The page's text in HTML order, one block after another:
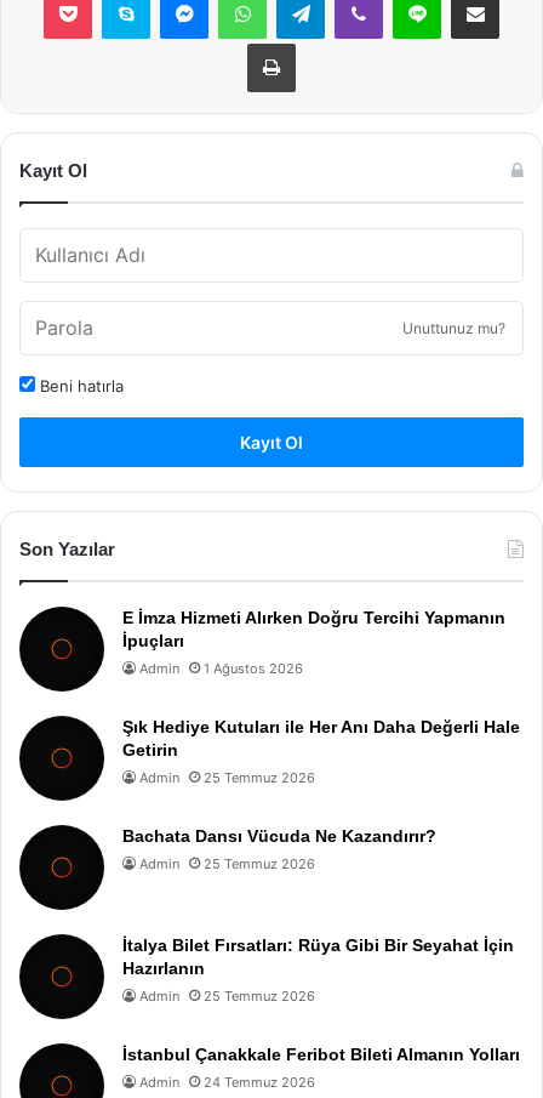
Yazdır
Kayıt Ol
Unuttunuz mu?
Beni hatırla
Kayıt Ol
Son Yazılar
E İmza Hizmeti Alırken Doğru Tercihi Yapmanın
İpuçları
Admin 1 Ağustos 2026
Şık Hediye Kutuları ile Her Anı Daha Değerli Hale
Getirin
Admin 25 Temmuz 2026
Bachata Dansı Vücuda Ne Kazandırır?
Admin 25 Temmuz 2026
İtalya Bilet Fırsatları: Rüya Gibi Bir Seyahat İçin
Hazırlanın
Admin 25 Temmuz 2026
İstanbul Çanakkale Feribot Bileti Almanın Yolları
Admin 24 Temmuz 2026